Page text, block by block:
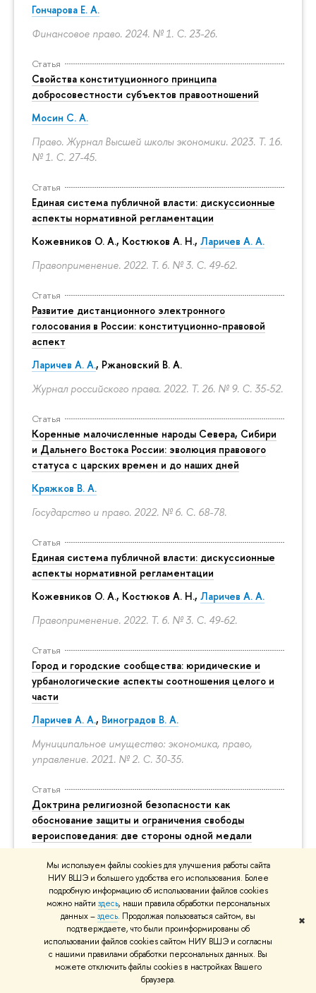
Мы используем файлы cookies для улучшения работы сайта
НИУ ВШЭ и большего удобства его использования. Более
подробную информацию об использовании файлов cookies
можно найти здесь, наши правила обработки персональных
данных –здесь. Продолжая пользоваться сайтом, вы
подтверждаете, что были проинформированы об
использовании файлов cookies сайтом НИУ ВШЭ и согласны
с нашими правилами обработки персональных данных. Вы
можете отключить файлы cookies в настройках Вашего
браузера.
✖
Гончарова Е. А.
Финансовое право. 2024. № 1. С. 23-26.
Статья
Свойства конституционного принципа
добросовестности субъектов правоотношений
Мосин С. А.
Право. Журнал Высшей школы экономики. 2023. Т. 16.
№ 1. С. 27-45.
Статья
Единая система публичной власти: дискуссионные
аспекты нормативной регламентации
Кожевников О. А., Костюков А. Н., Ларичев А. А.
Правоприменение. 2022. Т. 6. № 3. С. 49-62.
Статья
Развитие дистанционного электронного
голосования в России: конституционно-правовой
аспект
Ларичев А. А., Ржановский В. А.
Журнал российского права. 2022. Т. 26. № 9. С. 35-52.
Статья
Коренные малочисленные народы Севера, Сибири
и Дальнего Востока России: эволюция правового
статуса с царских времен и до наших дней
Кряжков В. А.
Государство и право. 2022. № 6. С. 68-78.
Статья
Единая система публичной власти: дискуссионные
аспекты нормативной регламентации
Кожевников О. А., Костюков А. Н., Ларичев А. А.
Правоприменение. 2022. Т. 6. № 3. С. 49-62.
Статья
Город и городские сообщества: юридические и
урбанологические аспекты соотношения целого и
части
Ларичев А. А., Виноградов В. А.
Муниципальное имущество: экономика, право,
управление. 2021. № 2. С. 30-35.
Статья
Доктрина религиозной безопасности как
обоснование защиты и ограничения свободы
вероисповедания: две стороны одной медали
Елена Н. Маркова
Studia Religiosa Rossica: научный журнал о религии.
2022. № 3.С. 13-34.
Все публикации